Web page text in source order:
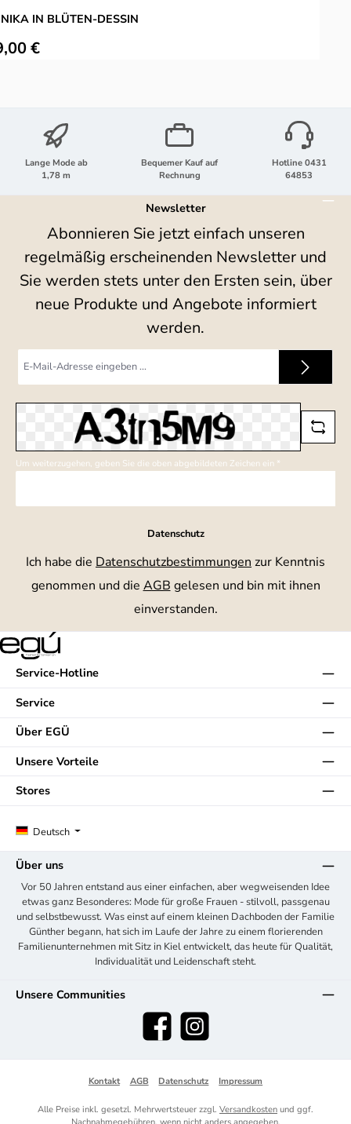
IN BLÜTEN-DESSIN
Preis:
€
Lange Mode ab
1,78 m
Bequemer Kauf auf
Rechnung
Hotline 0431
64853
Newsletter
Abonnieren Sie jetzt einfach unseren
regelmäßig erscheinenden Newsletter und
Sie werden stets unter den Ersten sein, über
neue Produkte und Angebote informiert
werden.
Mail-
Um weiterzugehen, geben Sie die oben abgebildeten Zeichen ein *
Datenschutz
Ich habe die Datenschutzbestimmungen zur Kenntnis
genommen und die AGB gelesen und bin mit ihnen
einverstanden.
Service-Hotline
Service
Über EGÜ
Unsere Vorteile
Deutsch
Stores
Über uns
Vor 50 Jahren entstand aus einer einfachen, aber wegweisenden Idee
etwas ganz Besonderes: Mode für große Frauen - stilvoll, passgenau
und selbstbewusst. Was einst auf einem kleinen Dachboden der Familie
Günther begann, hat sich im Laufe der Jahre zu einem florierenden
Familienunternehmen mit Sitz in Kiel entwickelt, das heute für Qualität,
Individualität und Leidenschaft steht.
Unsere Communities
Facebook Instagram
Kontakt AGB Datenschutz Impressum
Alle Preise inkl. gesetzl. Mehrwertsteuer zzgl. Versandkosten und ggf.